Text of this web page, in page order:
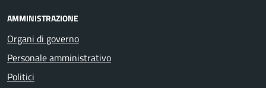
AMMINISTRAZIONE
Organi di governo
Personale amministrativo
Politici